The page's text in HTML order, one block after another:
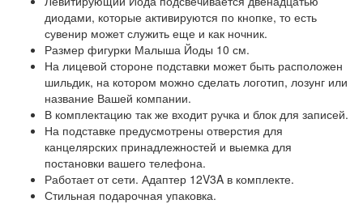
диодами, которые активируются по кнопке, то есть
сувенир может служить еще и как ночник.
Размер фигурки Малыша Йоды 10 см.
На лицевой стороне подставки может быть расположен
шильдик, на котором можно сделать логотип, лозунг или
название Вашей компании.
В комплектацию так же входит ручка и блок для записей.
На подставке предусмотрены отверстия для
канцелярских принадлежностей и выемка для
постановки вашего телефона.
Работает от сети. Адаптер 12V3A в комплекте.
Стильная подарочная упаковка.